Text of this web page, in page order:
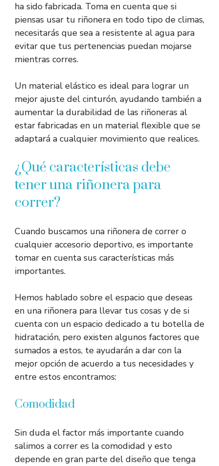
ha sido fabricada. Toma en cuenta que si
piensas usar tu riñonera en todo tipo de climas,
necesitarás que sea a resistente al agua para
evitar que tus pertenencias puedan mojarse
mientras corres.
Un material elástico es ideal para lograr un
mejor ajuste del cinturón, ayudando también a
aumentar la durabilidad de las riñoneras al
estar fabricadas en un material flexible que se
adaptará a cualquier movimiento que realices.
¿Qué características debe
tener una riñonera para
correr?
Cuando buscamos una riñonera de correr o
cualquier accesorio deportivo, es importante
tomar en cuenta sus características más
importantes.
Hemos hablado sobre el espacio que deseas
en una riñonera para llevar tus cosas y de si
cuenta con un espacio dedicado a tu botella de
hidratación, pero existen algunos factores que
sumados a estos, te ayudarán a dar con la
mejor opción de acuerdo a tus necesidades y
entre estos encontramos:
Comodidad
Sin duda el factor más importante cuando
salimos a correr es la comodidad y esto
depende en gran parte del diseño que tenga